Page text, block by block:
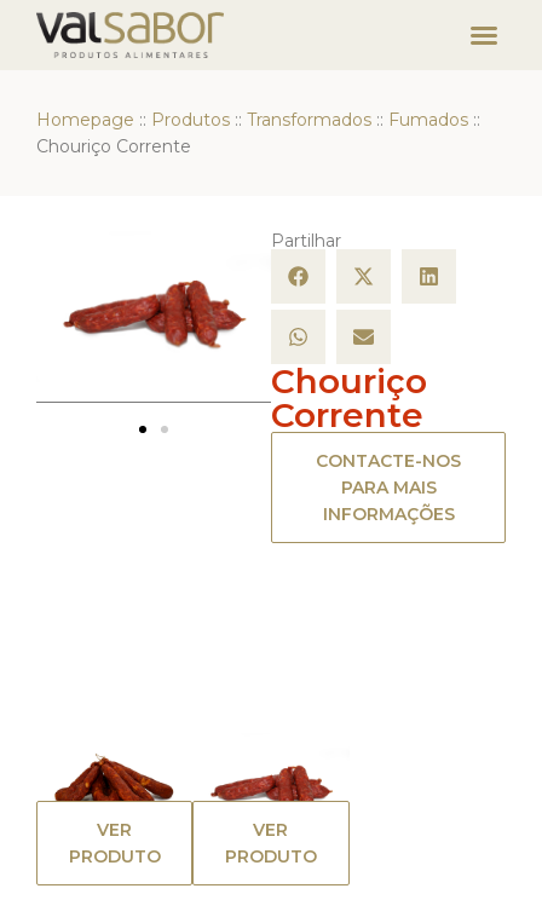
Homepage :: Produtos :: Transformados :: Fumados ::
Chouriço Corrente
Partilhar
Chouriço
Corrente
CONTACTE-NOS
PARA MAIS
INFORMAÇÕES
VER
PRODUTO
VER
PRODUTO